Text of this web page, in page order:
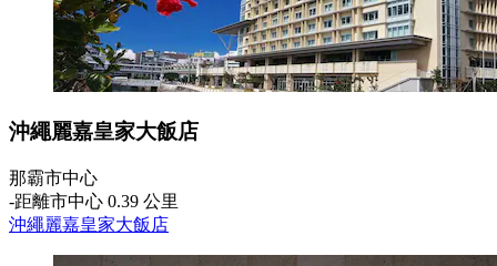
沖繩麗嘉皇家大飯店
那霸市中心
‐距離市中心 0.39 公里
沖繩麗嘉皇家大飯店